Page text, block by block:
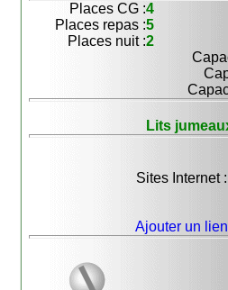
Places CG :4
Places repas :5
Places nuit :2
Lits
Sites Internet :
Ajouter un lien